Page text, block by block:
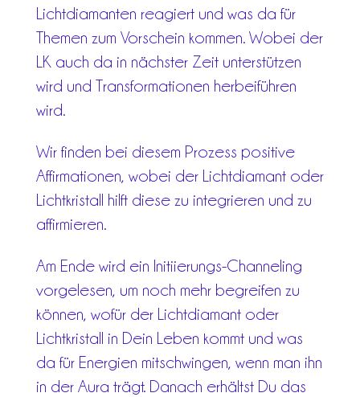
Lichtdiamanten reagiert und was da für
Themen zum Vorschein kommen. Wobei der
LK auch da in nächster Zeit unterstützen
wird und Transformationen herbeiführen
wird.
Wir finden bei diesem Prozess positive
Affirmationen, wobei der Lichtdiamant oder
Lichtkristall hilft diese zu integrieren und zu
affirmieren.
Am Ende wird ein Initiierungs-Channeling
vorgelesen, um noch mehr begreifen zu
können, wofür der Lichtdiamant oder
Lichtkristall in Dein Leben kommt und was
da für Energien mitschwingen, wenn man ihn
in der Aura trägt. Danach erhältst Du das